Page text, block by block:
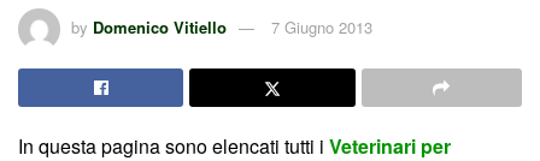
by Domenico Vitiello 7 Giugno 2013
In questa pagina sono elencati tutti i Veterinari per